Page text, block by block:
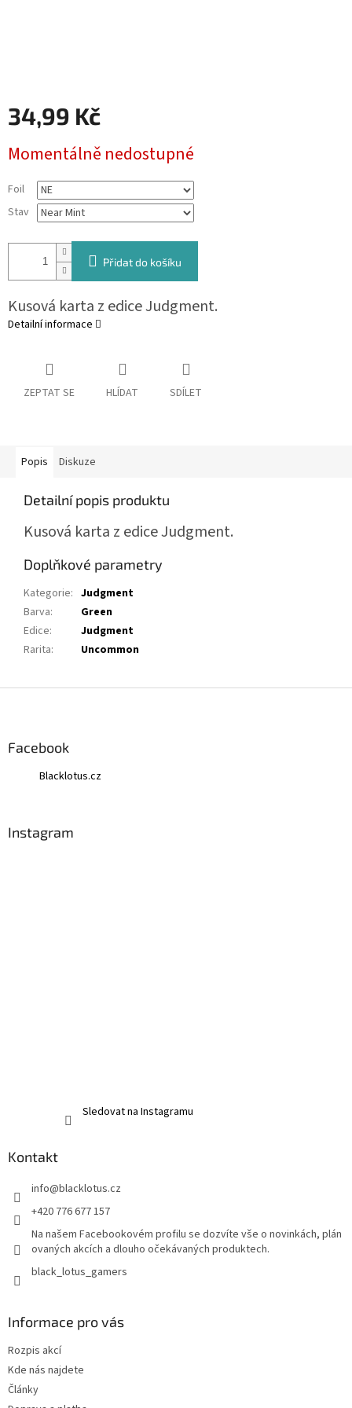
34,99 Kč
cena:
Momentálně nedostupné
Foil
Stav
Přidat do košíku
Kusová karta z edice Judgment.
Detailní informace
ZEPTAT SE HLÍDAT SDÍLET
Popis Diskuze
Detailní popis produktu
Kusová karta z edice Judgment.
Doplňkové parametry
Kategorie: Judgment
Barva:
Green
Edice:
Judgment
Rarita: Uncommon
Facebook
Blacklotus.cz
Instagram
Sledovat na Instagramu
Kontakt
info@blacklotus.cz
+420 776 677 157
Na našem Facebookovém profilu se dozvíte vše o novinkách, plán
ovaných akcích a dlouho očekávaných produktech.
black_lotus_gamers
Informace pro vás
Rozpis akcí
Kde nás najdete
Články